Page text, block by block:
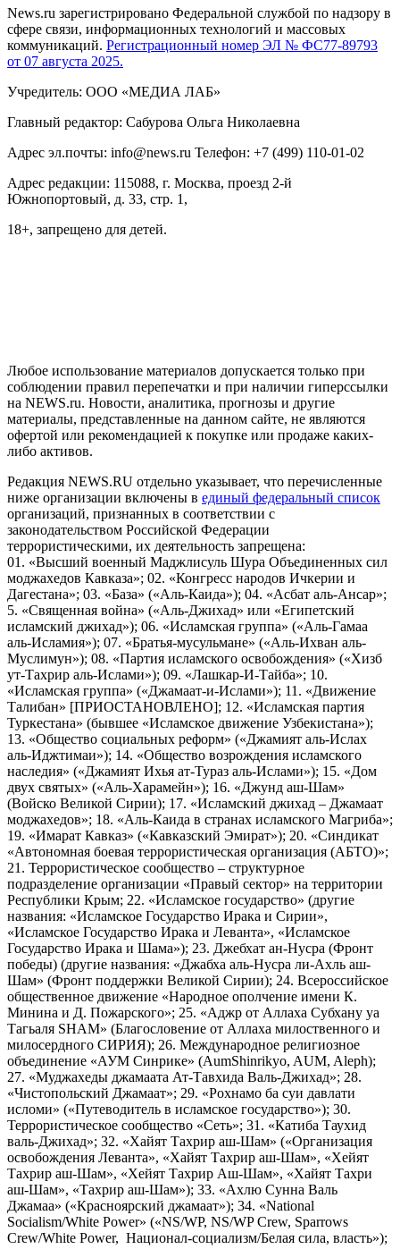
News.ru зарегистрировано Федеральной службой по надзору в
сфере связи, информационных технологий и массовых
коммуникаций. Регистрационный номер ЭЛ № ФС77-89793
от 07 августа 2025.
Учредитель: ООО «МЕДИА ЛАБ»
Главный редактор: Сабурова Ольга Николаевна
Адрес эл.почты: info@news.ru Телефон: +7 (499) 110-01-02
Адрес редакции: 115088, г. Москва, проезд 2-й
Южнопортовый, д. 33, стр. 1,
18+, запрещено для детей.
Любое использование материалов допускается только при
соблюдении правил перепечатки и при наличии гиперссылки
на NEWS.ru. Новости, аналитика, прогнозы и другие
материалы, представленные на данном сайте, не являются
офертой или рекомендацией к покупке или продаже каких-
либо активов.
Редакция NEWS.RU отдельно указывает, что перечисленные
ниже организации включены в единый федеральный список
организаций, признанных в соответствии с
законодательством Российской Федерации
террористическими, их деятельность запрещена:
01. «Высший военный Маджлисуль Шура Объединенных сил
моджахедов Кавказа»; 02. «Конгресс народов Ичкерии и
Дагестана»; 03. «База» («Аль-Каида»); 04. «Асбат аль-Ансар»;
5. «Священная война» («Аль-Джихад» или «Египетский
исламский джихад»); 06. «Исламская группа» («Аль-Гамаа
аль-Исламия»); 07. «Братья-мусульмане» («Аль-Ихван аль-
Муслимун»); 08. «Партия исламского освобождения» («Хизб
ут-Тахрир аль-Ислами»); 09. «Лашкар-И-Тайба»; 10.
«Исламская группа» («Джамаат-и-Ислами»); 11. «Движение
Талибан» [ПРИОСТАНОВЛЕНО]; 12. «Исламская партия
Туркестана» (бывшее «Исламское движение Узбекистана»);
13. «Общество социальных реформ» («Джамият аль-Ислах
аль-Иджтимаи»); 14. «Общество возрождения исламского
наследия» («Джамият Ихья ат-Тураз аль-Ислами»); 15. «Дом
двух святых» («Аль-Харамейн»); 16. «Джунд аш-Шам»
(Войско Великой Сирии); 17. «Исламский джихад – Джамаат
моджахедов»; 18. «Аль-Каида в странах исламского Магриба»;
19. «Имарат Кавказ» («Кавказский Эмират»); 20. «Синдикат
«Автономная боевая террористическая организация (АБТО)»;
21. Террористическое сообщество – структурное
подразделение организации «Правый сектор» на территории
Республики Крым; 22. «Исламское государство» (другие
названия: «Исламское Государство Ирака и Сирии»,
«Исламское Государство Ирака и Леванта», «Исламское
Государство Ирака и Шама»); 23. Джебхат ан-Нусра (Фронт
победы) (другие названия: «Джабха аль-Нусра ли-Ахль аш-
Шам» (Фронт поддержки Великой Сирии); 24. Всероссийское
общественное движение «Народное ополчение имени К.
Минина и Д. Пожарского»; 25. «Аджр от Аллаха Субхану уа
Тагьаля SHAM» (Благословение от Аллаха милоственного и
милосердного СИРИЯ); 26. Международное религиозное
объединение «АУМ Синрике» (AumShinrikyo, AUM, Aleph);
27. «Муджахеды джамаата Ат-Тавхида Валь-Джихад»; 28.
«Чистопольский Джамаат»; 29. «Рохнамо ба суи давлати
исломи» («Путеводитель в исламское государство»); 30.
Террористическое сообщество «Сеть»; 31. «Катиба Таухид
валь-Джихад»; 32. «Хайят Тахрир аш-Шам» («Организация
освобождения Леванта», «Хайят Тахрир аш-Шам», «Хейят
Тахрир аш-Шам», «Хейят Тахрир Аш-Шам», «Хайят Тахри
аш-Шам», «Тахрир аш-Шам»); 33. «Ахлю Сунна Валь
Джамаа» («Красноярский джамаат»); 34. «National
Socialism/White Power» («NS/WP, NS/WP Crew, Sparrows
Crew/White Power, Национал-социализм/Белая сила, власть»);